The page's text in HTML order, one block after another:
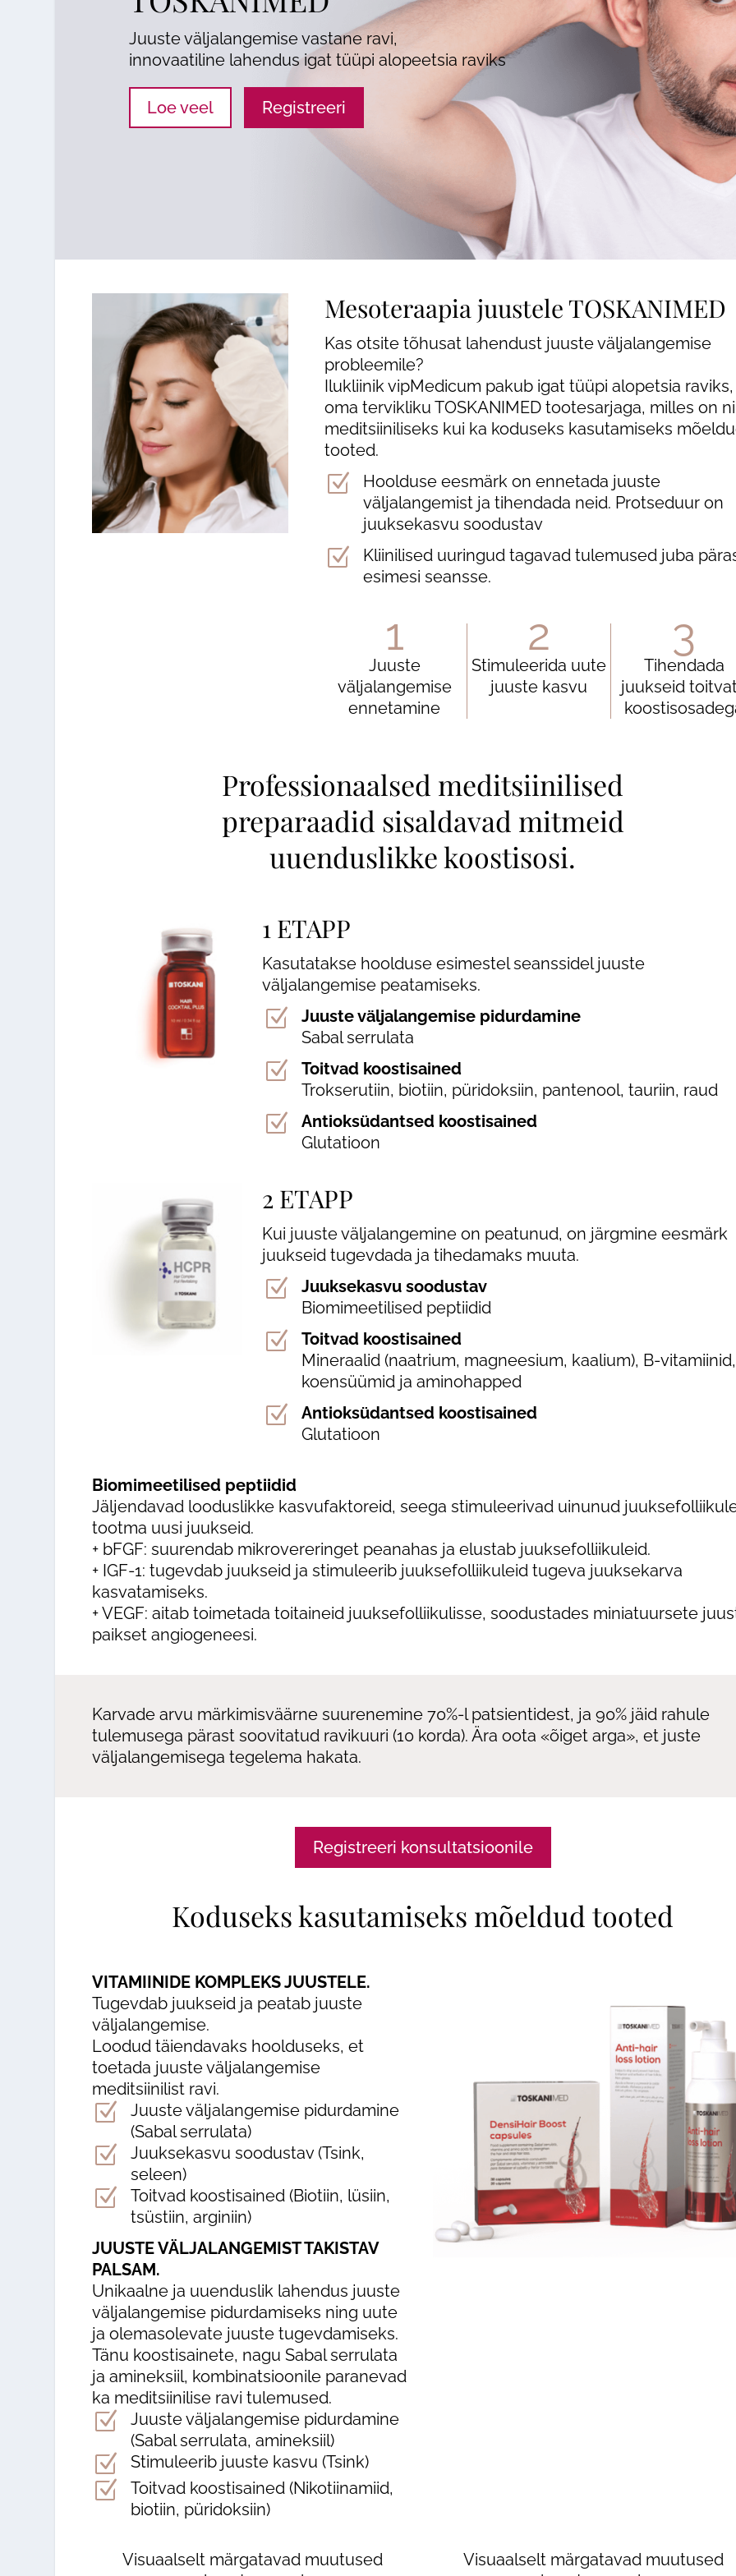
Kosmeetilised teenused
Ilukirurgia
Günekoloogia
Keha modelleerimine
Massaaž
Triholoogia
Juuste väljalangemise vastane ravi,
innovaatiline lahendus igat tüüpi alopeetsia raviks
Loe veel Registreeri
Mesoteraapia juustele TOSKANIMED
Kas otsite tõhusat lahendust juuste väljalangemise
probleemile?
Ilukliinik vipMedicum pakub igat tüüpi alopetsia raviks,
oma tervikliku TOSKANIMED tootesarjaga, milles on
meditsiiniliseks kui ka koduseks kasutamiseks
tooted.
Z
Hoolduse eesmärk on ennetada juuste
väljalangemist ja tihendada neid. Protseduur on
juuksekasvu soodustav
Z
Kliinilised uuringud tagavad tulemused juba
esimesi seansse.
1
Juuste
väljalangemise
ennetamine
2
Stimuleerida uute
juuste kasvu
3
Tihendada
juukseid
Professionaalsed meditsiinilised
preparaadid sisaldavad mitmeid
uuenduslikke koostisosi.
1 ETAPP
Kasutatakse hoolduse esimestel seanssidel juuste
väljalangemise peatamiseks.
Z
Juuste väljalangemise pidurdamine
Sabal serrulata
Z
Toitvad koostisained
Trokserutiin, biotiin, püridoksiin, pantenool, tauriin, raud
Z
Antioksüdantsed koostisained
Glutatioon
2 ETAPP
Kui juuste väljalangemine on peatunud, on järgmine eesmärk
juukseid tugevdada ja tihedamaks muuta.
Z
Juuksekasvu soodustav
Biomimeetilised peptiidid
Z
Toitvad koostisained
Mineraalid (naatrium, magneesium, kaalium), B-vitamiinid,
koensüümid ja aminohapped
Z
Antioksüdantsed koostisained
Glutatioon
Biomimeetilised peptiidid
Jäljendavad looduslikke kasvufaktoreid, seega stimuleerivad uinunud
tootma uusi juukseid.
+ bFGF: suurendab mikrovereringet peanahas ja elustab juuksefolliikuleid.
+ IGF-1: tugevdab juukseid ja stimuleerib juuksefolliikuleid tugeva juuksekarva
kasvatamiseks.
+ VEGF: aitab toimetada toitaineid juuksefolliikulisse, soodustades miniatuursete
paikset angiogeneesi.
Karvade arvu märkimisväärne suurenemine 70%-l patsientidest, ja 90% jäid rahule
tulemusega pärast soovitatud ravikuuri (10 korda). Ära oota «õiget arga», et juste
väljalangemisega tegelema hakata.
Registreeri konsultatsioonile
Koduseks kasutamiseks mõeldud tooted
VITAMIINIDE KOMPLEKS JUUSTELE.
Tugevdab juukseid ja peatab juuste
väljalangemise.
Loodud täiendavaks hoolduseks, et
toetada juuste väljalangemise
meditsiinilist ravi.
Z
Juuste väljalangemise pidurdamine
(Sabal serrulata)
Z
Juuksekasvu soodustav (Tsink,
seleen)
Z
Toitvad koostisained (Biotiin, lüsiin,
tsüstiin, arginiin)
JUUSTE VÄLJALANGEMIST TAKISTAV
PALSAM.
Unikaalne ja uuenduslik lahendus juuste
väljalangemise pidurdamiseks ning uute
ja olemasolevate juuste tugevdamiseks.
Tänu koostisainete, nagu Sabal serrulata
ja amineksiil, kombinatsioonile paranevad
ka meditsiinilise ravi tulemused.
Z
Juuste väljalangemise pidurdamine
(Sabal serrulata, amineksiil)
Z Stimuleerib juuste kasvu (Tsink)
Z
Toitvad koostisained (Nikotiinamiid,
biotiin, püridoksiin)
Visuaalselt märgatavad muutused
Visuaalselt märgatavad muutused